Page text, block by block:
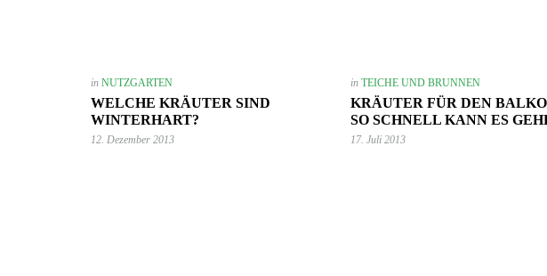
in NUTZGARTEN
WELCHE KRÄUTER SIND
WINTERHART?
12. Dezember 2013
inTEICHE UND BRUNNEN
KRÄUTER FÜR DEN
SO SCHNELL KANN ES
17. Juli 2013